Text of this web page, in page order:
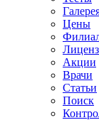
Цены
Акции
Врачи
Статьи
Поиск